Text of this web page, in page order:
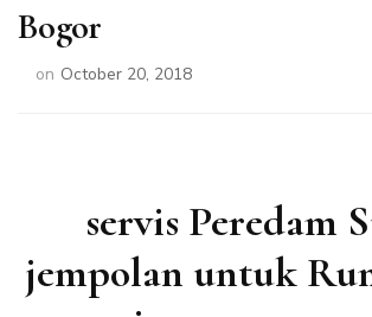
Bogor
on October 20, 2018
servis Peredam
jempolan untuk